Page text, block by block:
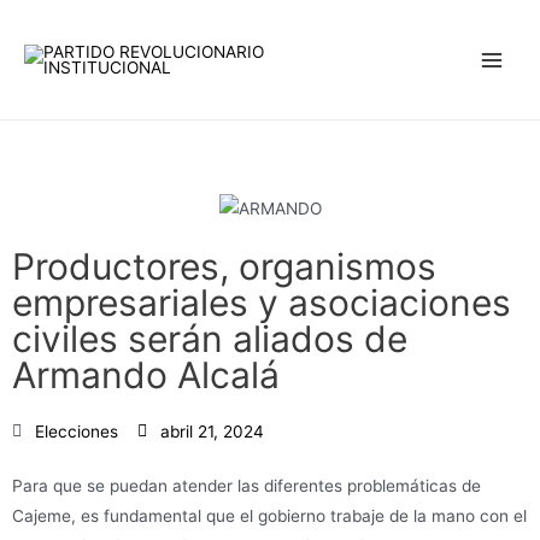
contenido
Productores, organismos
empresariales y asociaciones
civiles serán aliados de
Armando Alcalá
Elecciones abril 21, 2024
Para que se puedan atender las diferentes problemáticas de
Cajeme, es fundamental que el gobierno trabaje de la mano con el